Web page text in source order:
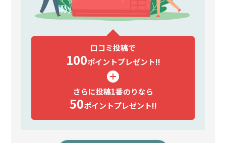
口コミ投稿で
100ポイントプレゼント!!
さらに投稿1番のりなら
50ポイントプレゼント!!